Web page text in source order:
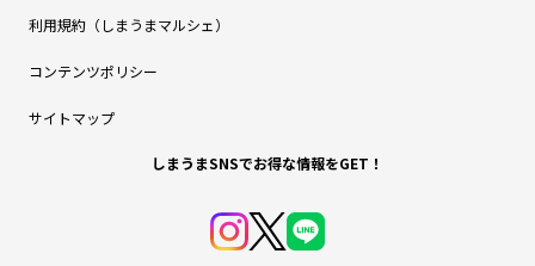
利用規約（しまうまマルシェ）
コンテンツポリシー
サイトマップ
しまうまSNSでお得な情報をGET！